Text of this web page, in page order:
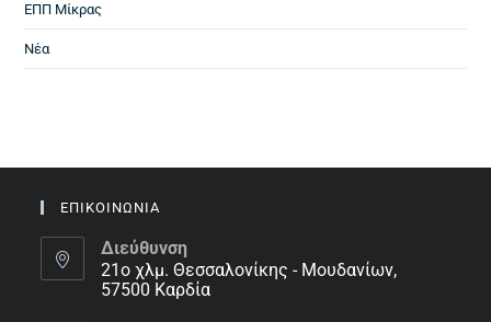
ΕΠΠ Μίκρας
Νέα
ΕΠΙΚΟΙΝΩΝΙΑ
Διεύθυνση
21ο χλμ. Θεσσαλονίκης - Μουδανίων,
57500 Καρδία